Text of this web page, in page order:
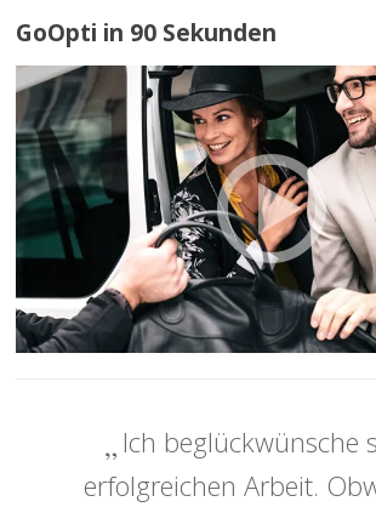
GoOpti in 90 Sekunden
Ich beglückwünsche
erfolgreichen Arbeit.